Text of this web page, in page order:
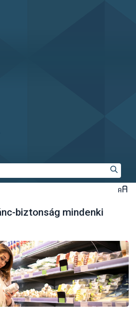
biztonság mindenki